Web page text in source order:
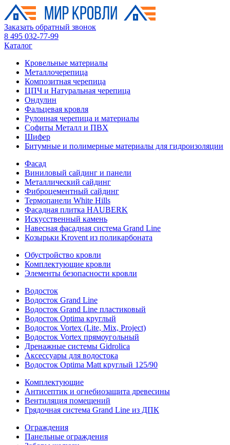
Заказать обратный звонок
8 495 032-77-99
Каталог
Кровельные материалы
Металлочерепица
Композитная черепица
ЦПЧ и Натуральная черепица
Ондулин
Фальцевая кровля
Рулонная черепица и материалы
Софиты Металл и ПВХ
Шифер
Битумные и полимерные материалы для гидроизоляции
Фасад
Виниловый сайдинг и панели
Металлический сайдинг
Фиброцементный сайдинг
Термопанели White Hills
Фасадная плитка HAUBERK
Искусственный камень
Навесная фасадная система Grand Line
Козырьки Krovent из поликарбоната
Обустройство кровли
Комплектующие кровли
Элементы безопасности кровли
Водосток
Водосток Grand Line
Водосток Grand Line пластиковый
Водосток Optima круглый
Водосток Vortex (Lite, Mix, Project)
Водосток Vortex прямоугольный
Дренажные системы Gidrolica
Аксессуары для водостока
Водосток Optima Matt круглый 125/90
Комплектующие
Антисептик и огнебиозащита древесины
Вентиляция помещений
Грядочная система Grand Line из ДПК
Ограждения
Панельные ограждения